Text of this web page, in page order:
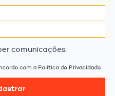
comunicações.
com a Política de Privacidade.